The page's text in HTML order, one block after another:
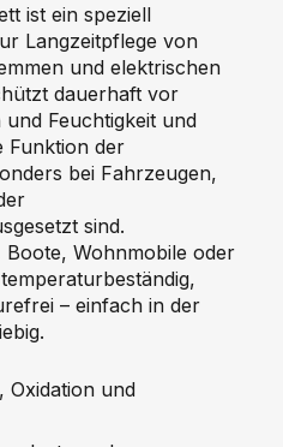
ist ein speziell
Langzeitpflege von
und elektrischen
dauerhaft vor
Feuchtigkeit und
Funktion der
bei Fahrzeugen,
sind.
Wohnmobile oder
– einfach in der
und